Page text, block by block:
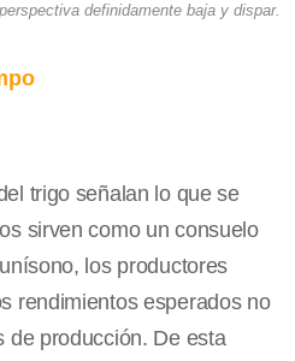
definidamente baja y dispar.
trigo señalan lo que se
sirven como un consuelo
los productores
rendimientos esperados no
de producción. De esta